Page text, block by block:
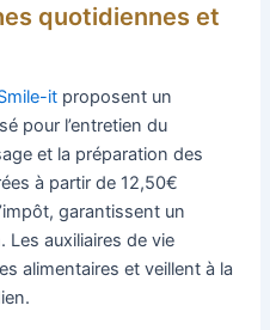
quotidiennes et
it proposent un
pour l’entretien du
et la préparation des
à partir de 12,50€
garantissent un
auxiliaires de vie
alimentaires et veillent à la